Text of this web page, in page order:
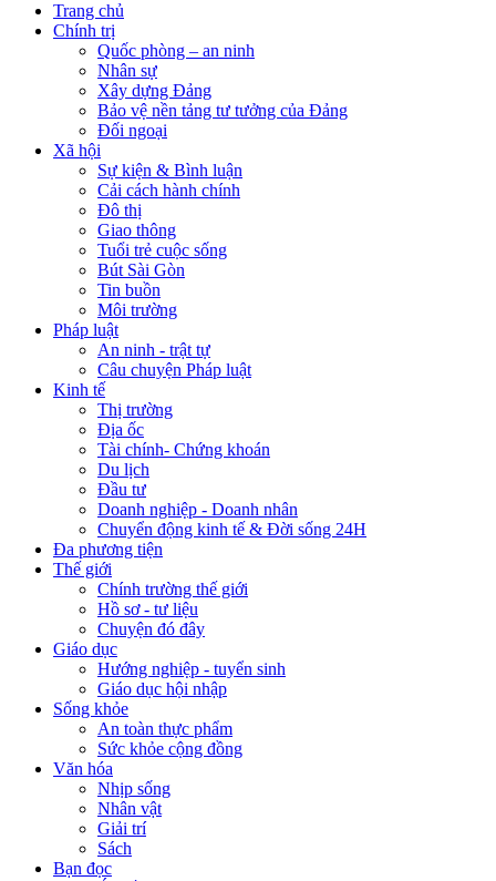
Trang chủ
Chính trị
Quốc phòng – an ninh
Nhân sự
Xây dựng Đảng
Bảo vệ nền tảng tư tưởng của Đảng
Đối ngoại
Xã hội
Sự kiện & Bình luận
Cải cách hành chính
Đô thị
Giao thông
Tuổi trẻ cuộc sống
Bút Sài Gòn
Tin buồn
Môi trường
Pháp luật
An ninh - trật tự
Câu chuyện Pháp luật
Kinh tế
Thị trường
Địa ốc
Tài chính- Chứng khoán
Du lịch
Đầu tư
Doanh nghiệp - Doanh nhân
Chuyển động kinh tế & Đời sống 24H
Đa phương tiện
Thế giới
Chính trường thế giới
Hồ sơ - tư liệu
Chuyện đó đây
Giáo dục
Hướng nghiệp - tuyển sinh
Giáo dục hội nhập
Sống khỏe
An toàn thực phẩm
Sức khỏe cộng đồng
Văn hóa
Nhịp sống
Nhân vật
Giải trí
Sách
Bạn đọc